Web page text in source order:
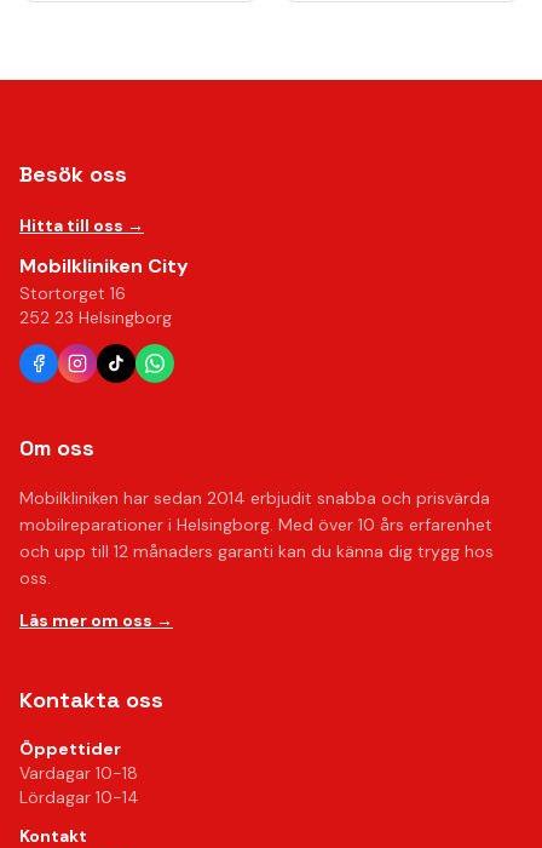
Besök oss
Hitta till oss →
Mobilkliniken City
Stortorget 16
252 23 Helsingborg
Om oss
Mobilkliniken har sedan 2014 erbjudit snabba och prisvärda
mobilreparationer i Helsingborg. Med över 10 års erfarenhet
och upp till 12 månaders garanti kan du känna dig trygg hos
oss.
Läs mer om oss →
Kontakta oss
Öppettider
Vardagar 10-18
Lördagar 10-14
Kontakt